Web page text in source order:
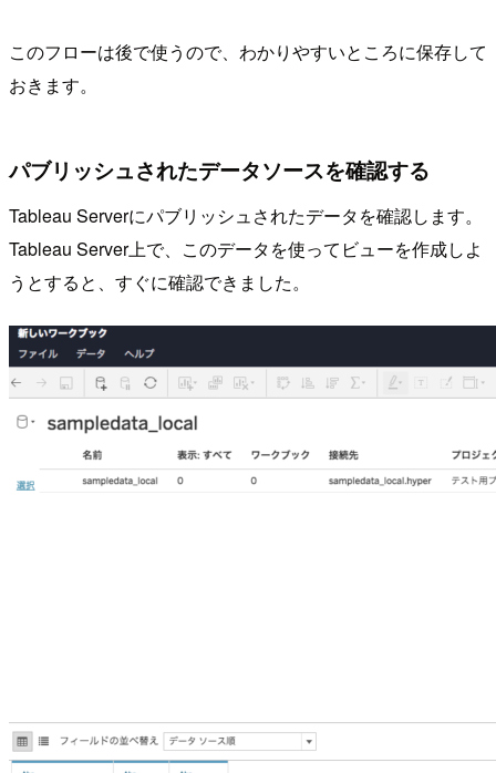
このフローは後で使うので、わかりやすいところに保存して
おきます。
パブリッシュされたデータソースを確認する
Tableau Serverにパブリッシュされたデータを確認します。
Tableau Server上で、このデータを使ってビューを作成しよ
うとすると、すぐに確認できました。